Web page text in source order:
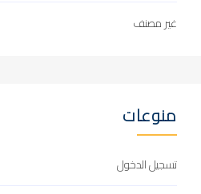
غير مصنف
منوعات
تسجيل الدخول